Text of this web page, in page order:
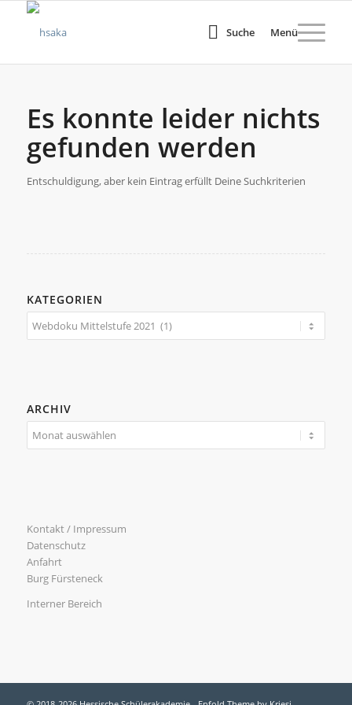
Suche Menü
Es konnte leider nichts
gefunden werden
Entschuldigung, aber kein Eintrag erfüllt Deine Suchkriterien
KATEGORIEN
Kategorien
ARCHIV
Kontakt / Impressum
Datenschutz
Anfahrt
Burg Fürsteneck
Interner Bereich